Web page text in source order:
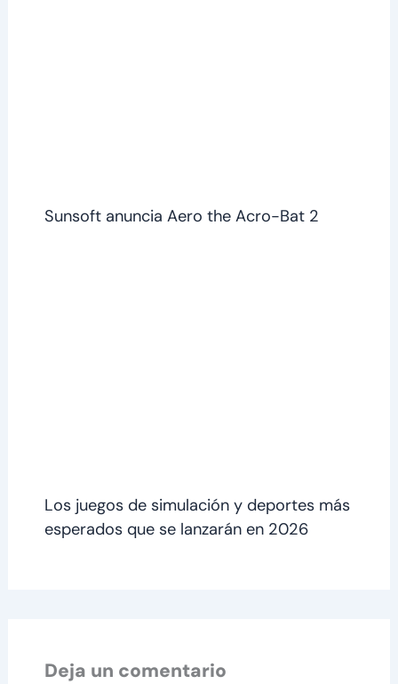
Sunsoft anuncia Aero the Acro-Bat 2
Los juegos de simulación y deportes más
esperados que se lanzarán en 2026
Deja un comentario